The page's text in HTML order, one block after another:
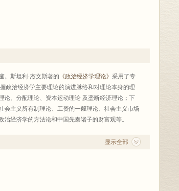
。斯坦利·杰文斯著的 《政治经济学理论》 采用了专
政治经济学主要理论的演进脉络和对理论本身的理
论、分配理论、资本运动理论 及垄断经济理论；下
主义所有制理论、工资的一般理论、社会主义市场
经济学的方法论和中国先秦诸子的财富观等。
显示全部